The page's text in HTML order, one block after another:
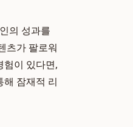
의 성과를
츠가 팔로워
험이 있다면,
잠재적 리